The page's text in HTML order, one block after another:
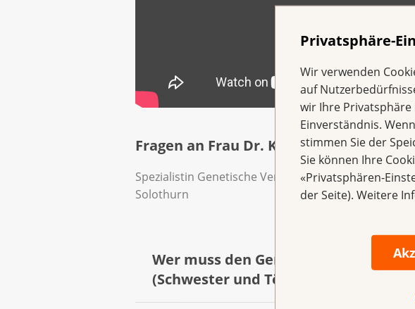
Privatsphäre-
Wir verwenden
auf
wir Ihre
Einverständnis.
stimmen Sie der
Sie können Ihre
«Privatsphären-
der Seite). Weitere
Fragen an Frau Dr. Knabben
Spezialistin Genetische Veranlagung,
Solothurn
Wer muss den Gentest machen. Ich
(Schwester und Töchter) oder alle?